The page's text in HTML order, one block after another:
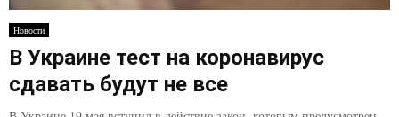
Новости
В Украине тест на коронавирус
сдавать будут не все